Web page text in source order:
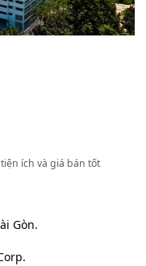
ích và giá bán tốt
Gòn.